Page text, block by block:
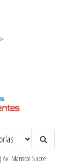
Av. Mariscal Sucre